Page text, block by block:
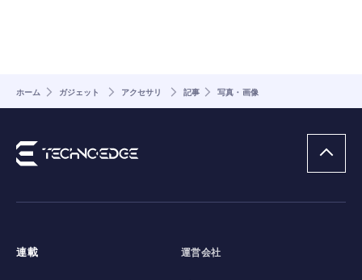
ホーム ガジェット アクセサリ 記事 写真・画像
連載 運営会社